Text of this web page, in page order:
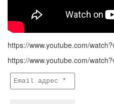
https://www.youtube.com/
https://www.youtube.com/